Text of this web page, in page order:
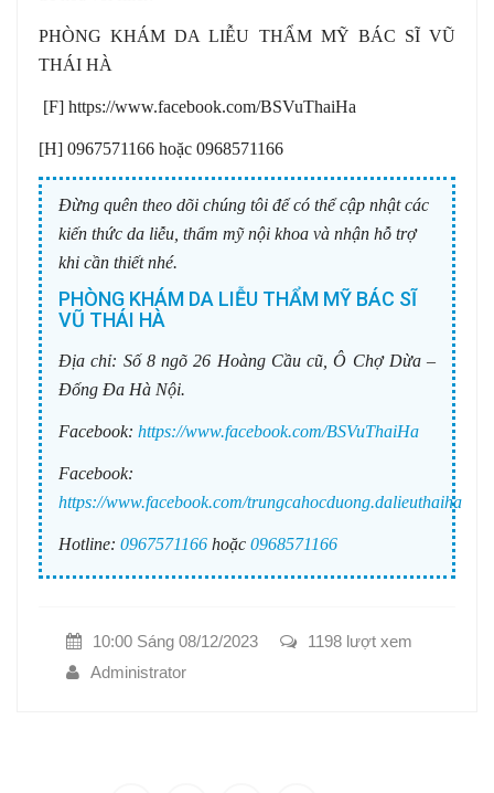
PHÒNG KHÁM DA LIỄU THẨM MỸ BÁC SĨ VŨ
THÁI HÀ
[F] https://www.facebook.com/BSVuThaiHa
[H] 0967571166 hoặc 0968571166
Đừng quên theo dõi chúng tôi để có thể cập nhật các
kiến thức da liễu, thẩm mỹ nội khoa và nhận hỗ trợ
khi cần thiết nhé.
PHÒNG KHÁM DA LIỄU THẨM MỸ BÁC SĨ
VŨ THÁI HÀ
Địa chỉ: Số 8 ngõ 26 Hoàng Cầu cũ, Ô Chợ Dừa –
Đống Đa Hà Nội.
Facebook: https://www.facebook.com/BSVuThaiHa
Facebook:
https://www.facebook.com/trungcahocduong.dalieuthaiha
Hotline: 0967571166 hoặc 0968571166
10:00 Sáng 08/12/2023
1198 lượt xem
Administrator